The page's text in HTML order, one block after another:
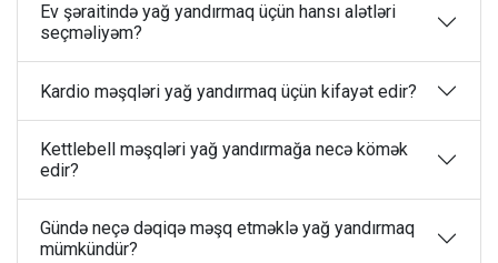
Ev şəraitində yağ yandırmaq üçün hansı alətləri
seçməliyəm?
Kardio məşqləri yağ yandırmaq üçün kifayət edir?
Kettlebell məşqləri yağ yandırmağa necə kömək
edir?
Gündə neçə dəqiqə məşq etməklə yağ yandırmaq
mümkündür?